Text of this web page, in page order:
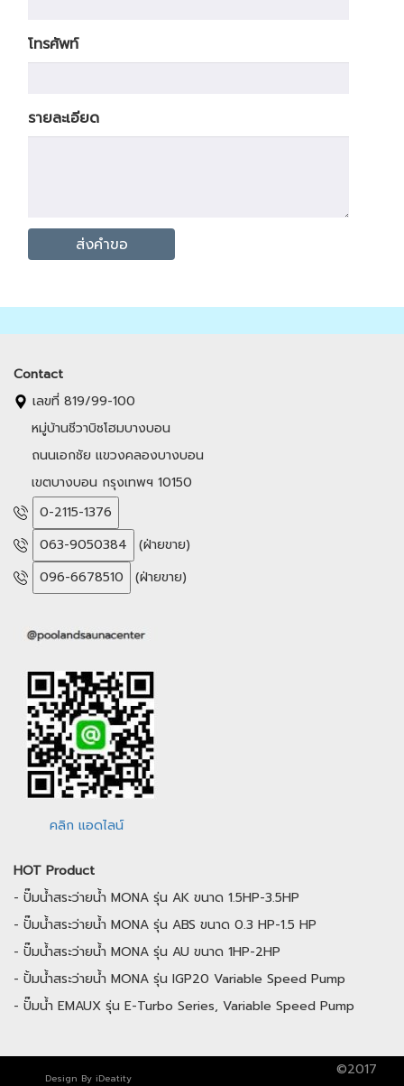
โทรศัพท์
รายละเอียด
Contact
เลขที่ 819/99-100
หมู่บ้านชีวาบิซโฮมบางบอน
ถนนเอกชัย แขวงคลองบางบอน
เขตบางบอน กรุงเทพฯ 10150
0-2115-1376
063-9050384
(ฝ่ายขาย)
096-6678510
(ฝ่ายขาย)
คลิก แอดไลน์
HOT Product
- ปั๊มน้ำสระว่ายน้ำ MONA รุ่น AK ขนาด 1.5HP-3.5HP
- ปั๊มน้ำสระว่ายน้ำ MONA รุ่น ABS ขนาด 0.3 HP-1.5 HP
- ปั๊มน้ำสระว่ายน้ำ MONA รุ่น AU ขนาด 1HP-2HP
- ปั้มน้ำสระว่ายน้ำ MONA รุ่น IGP20 Variable Speed Pump
- ปั๊มน้ำ EMAUX รุ่น E-Turbo Series, Variable Speed Pump
Design By iDeatity ©2017